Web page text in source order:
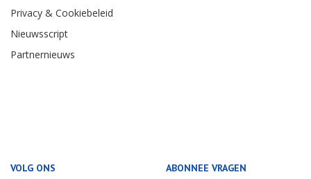
Privacy & Cookiebeleid
Nieuwsscript
Partnernieuws
VOLG ONS ABONNEE VRAGEN